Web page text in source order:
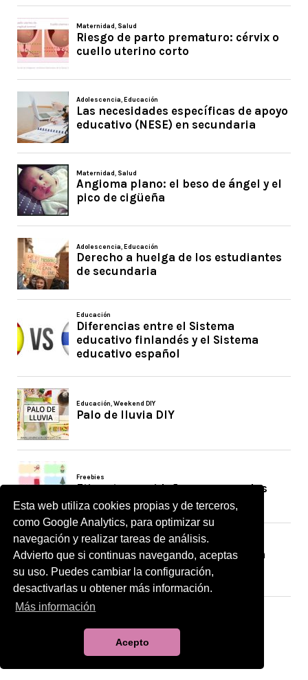
Esta web utiliza cookies propias y de terceros,
como Google Analytics, para optimizar su
navegación y realizar tareas de análisis.
Advierto que si continuas navegando, aceptas
su uso. Puedes cambiar la configuración,
desactivarlas u obtener más información.
Más información
Acepto